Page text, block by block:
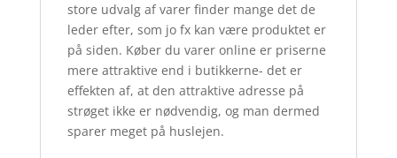
store udvalg af varer finder mange det de
leder efter, som jo fx kan være produktet er
på siden. Køber du varer online er priserne
mere attraktive end i butikkerne- det er
effekten af, at den attraktive adresse på
strøget ikke er nødvendig, og man dermed
sparer meget på huslejen.